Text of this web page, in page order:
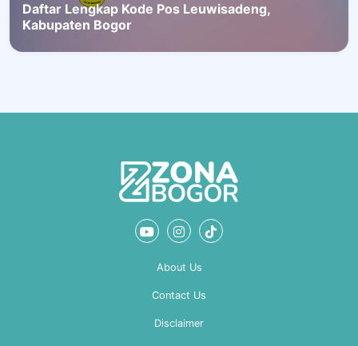
Daftar Lengkap Kode Pos Leuwisadeng,
Kabupaten Bogor
About Us
Contact Us
Disclaimer